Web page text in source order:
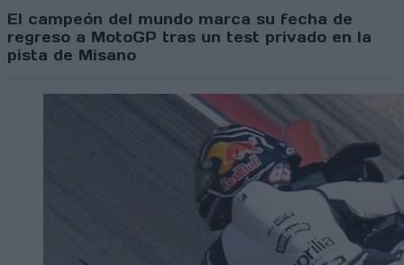
El campeón del mundo marca su fecha de
regreso a MotoGP tras un test privado en la
pista de Misano